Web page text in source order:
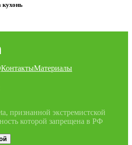
кухонь
КонтактыМатериалы
признанной экстремистской
которой запрещена в РФ